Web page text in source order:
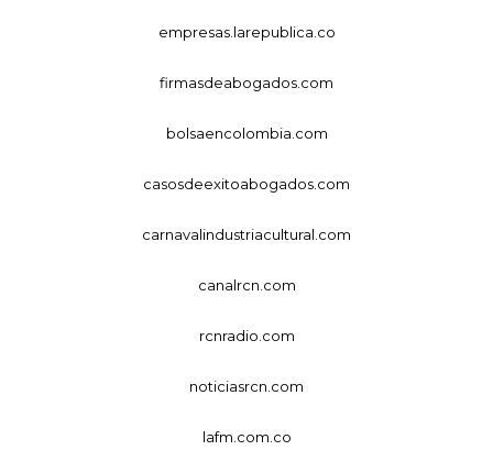
empresas.larepublica.co
firmasdeabogados.com
bolsaencolombia.com
casosdeexitoabogados.com
carnavalindustriacultural.com
canalrcn.com
rcnradio.com
noticiasrcn.com
lafm.com.co